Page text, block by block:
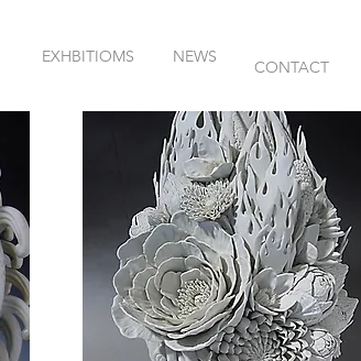
EXHBITIOMS NEWS
CONTACT